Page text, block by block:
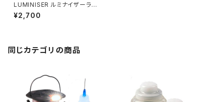
LUMINISER ルミナイザーラン
タン用 オイルユニット 44ml 8
個セット
¥2,700
同じカテゴリの商品